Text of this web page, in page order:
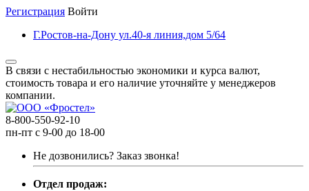
Регистрация Войти
Г.Ростов-на-Дону ул.40-я линия,дом 5/64
В связи с нестабильностью экономики и курса валют,
стоимость товара и его наличие уточняйте у менеджеров
компании.
8-800-550-92-10
пн-пт с 9-00 до 18-00
Не дозвонились? Заказ звонка!
Отдел продаж: